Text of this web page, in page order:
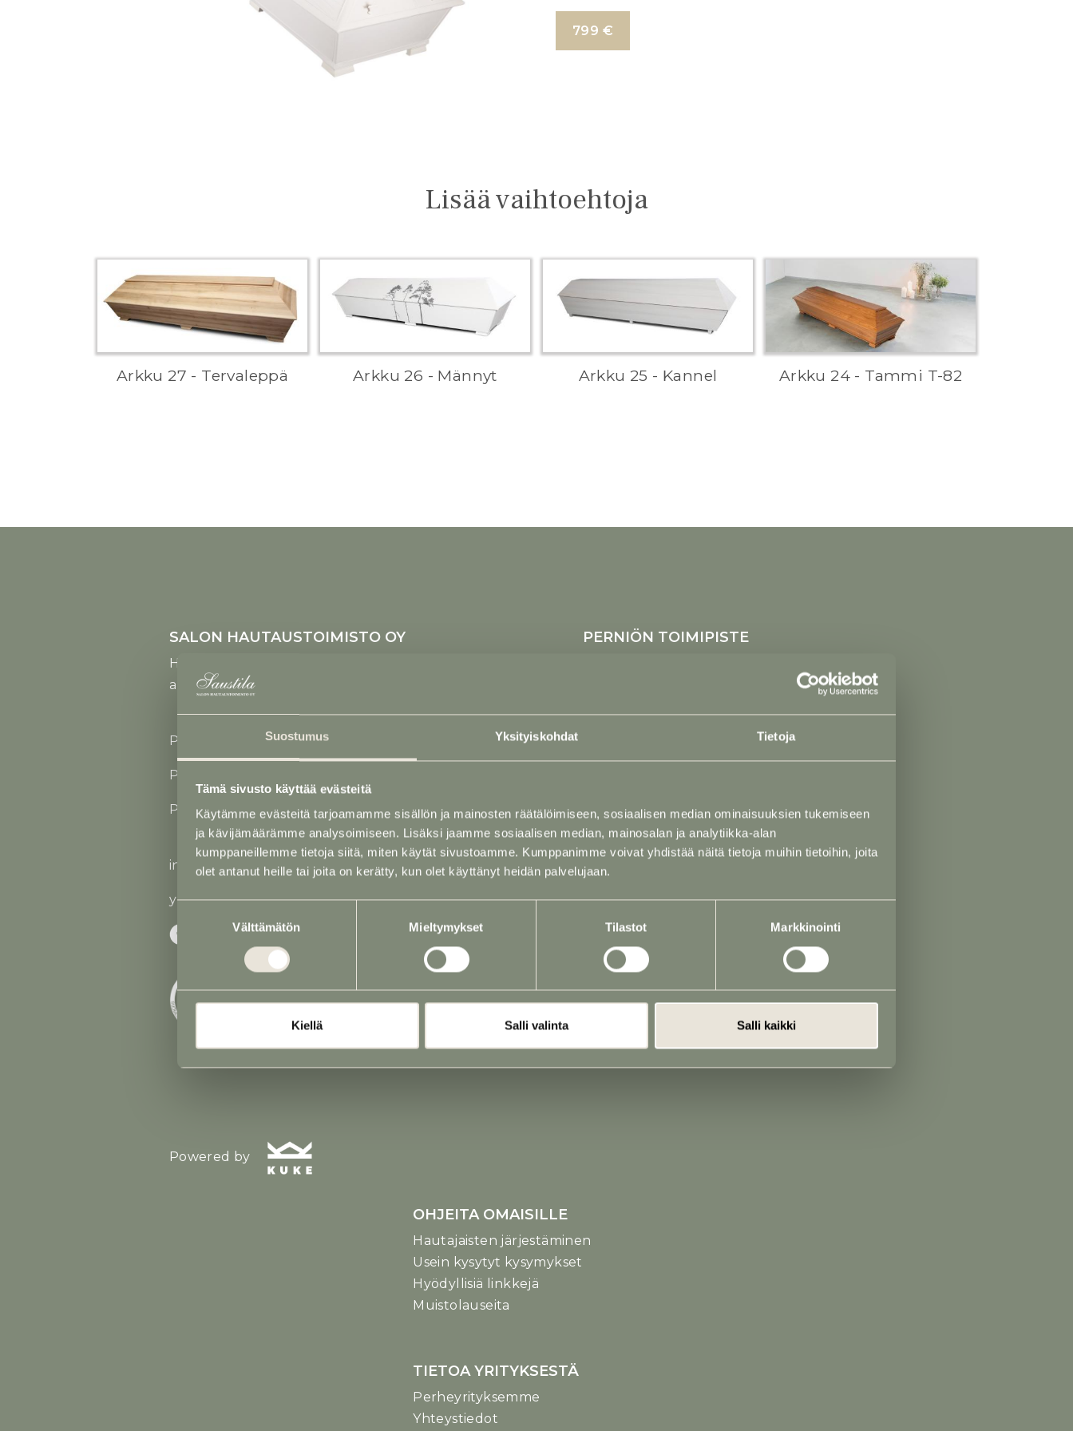
Suostumus Yksityiskohdat Tietoja
Tämä sivusto käyttää evästeitä
Käytämme evästeitä tarjoamamme sisällön ja mainosten räätälöimiseen, sosiaalisen median ominaisuuksien tukemiseen
ja kävijämäärämme analysoimiseen. Lisäksi jaamme sosiaalisen median, mainosalan ja analytiikka-alan
kumppaneillemme tietoja siitä, miten käytät sivustoamme. Kumppanimme voivat yhdistää näitä tietoja muihin tietoihin, joita
olet antanut heille tai joita on kerätty, kun olet käyttänyt heidän palvelujaan.
valinta
Välttämätön Mieltymykset Tilastot Markkinointi
Kiellä Salli valinta Salli kaikki
799 €
Lisää vaihtoehtoja
Arkku 27 - Tervaleppä Arkku 26 - Männyt Arkku 25 - Kannel Arkku 24 - Tammi T-82
SALON HAUTAUSTOIMISTO OY
Helsingintie 9, 24100 Salo
arkisin klo 9 - 16, la-su suljettu
Puh 02 731 2562(24 h)
P. 040 760 1724 (Jaakko Saustila)
P. 040 768 6167 (Auraleena Saustila)
info@saustila.fi
y-tunnus 0545177-5
Powered by
PERNIÖN TOIMIPISTE
Haarlantie 1, 25500 Perniö
Puh02 731 2562(24 h)
P. 040 768 6167 (Auraleena Saustila)
PALVELUT
Arkut, uurnat ja hautakivet
Hautajaiskukat
Hautauskuljetukset
OHJEITA OMAISILLE
Hautajaisten järjestäminen
Usein kysytyt kysymykset
Hyödyllisiä linkkejä
Muistolauseita
TIETOA YRITYKSESTÄ
Perheyrityksemme
Yhteystiedot